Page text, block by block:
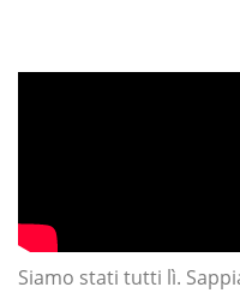
Siamo stati tutti lì.